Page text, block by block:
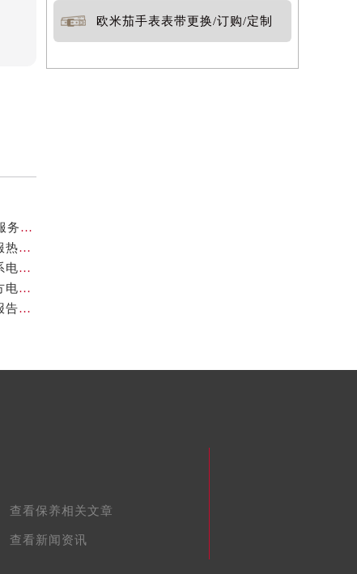
亲身探访欧米茄长沙官方售后服务中心｜地址与24小时服务电话（2026年7月最新）
亲身探访欧米茄扬州官方售后服务中心｜详细地址及客服热线（2026年7月最新）
亲身探访欧米茄宁波官方售后服务中心｜官方地址及联系电话（2026年7月最新）
亲身探访欧米茄福州官方售后服务中心｜网点地址与官方电话（2026年7月最新）
欧米茄中国官方售后服务中心地址与维修热线实地考察报告多信源验证（2026年7月最新）
欧米茄手表表带更换/订购/定制
查看保养相关文章
查看新闻资讯